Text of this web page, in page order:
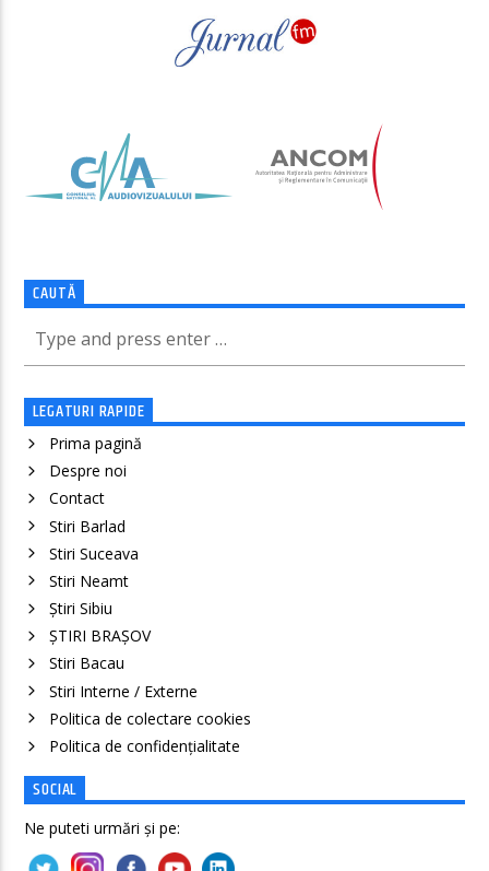
CAUTĂ
LEGATURI RAPIDE
Prima pagină
Despre noi
Contact
Stiri Barlad
Stiri Suceava
Stiri Neamt
Știri Sibiu
ȘTIRI BRAȘOV
Stiri Bacau
Stiri Interne / Externe
Politica de colectare cookies
Politica de confidenţialitate
SOCIAL
Ne puteti urmări și pe: